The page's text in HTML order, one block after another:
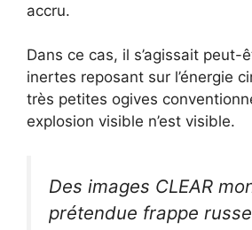
accru.
Dans ce cas, il s’agissait peut-
inertes reposant sur l’énergie
très petites ogives
explosion visible n’est visible.
Des images CLEAR
prétendue frappe russe